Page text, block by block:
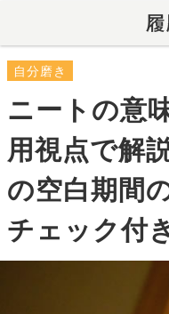
自分磨き
ニートの意
用視点で解
の空白期間
チェック付